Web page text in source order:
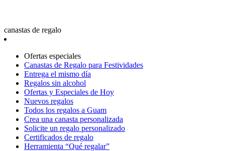
canastas de regalo
Ofertas especiales
Canastas de Regalo para Festividades
Entrega el mismo día
Regalos sin alcohol
Ofertas y Especiales de Hoy
Nuevos regalos
Todos los regalos a Guam
Crea una canasta personalizada
Solicite un regalo personalizado
Certificados de regalo
Herramienta “Qué regalar”